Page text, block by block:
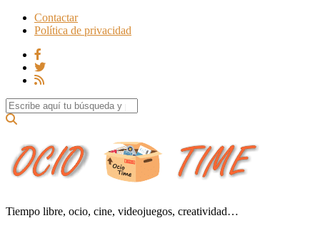
Contactar
Política de privacidad
Search for:
Tiempo libre, ocio, cine, videojuegos, creatividad…